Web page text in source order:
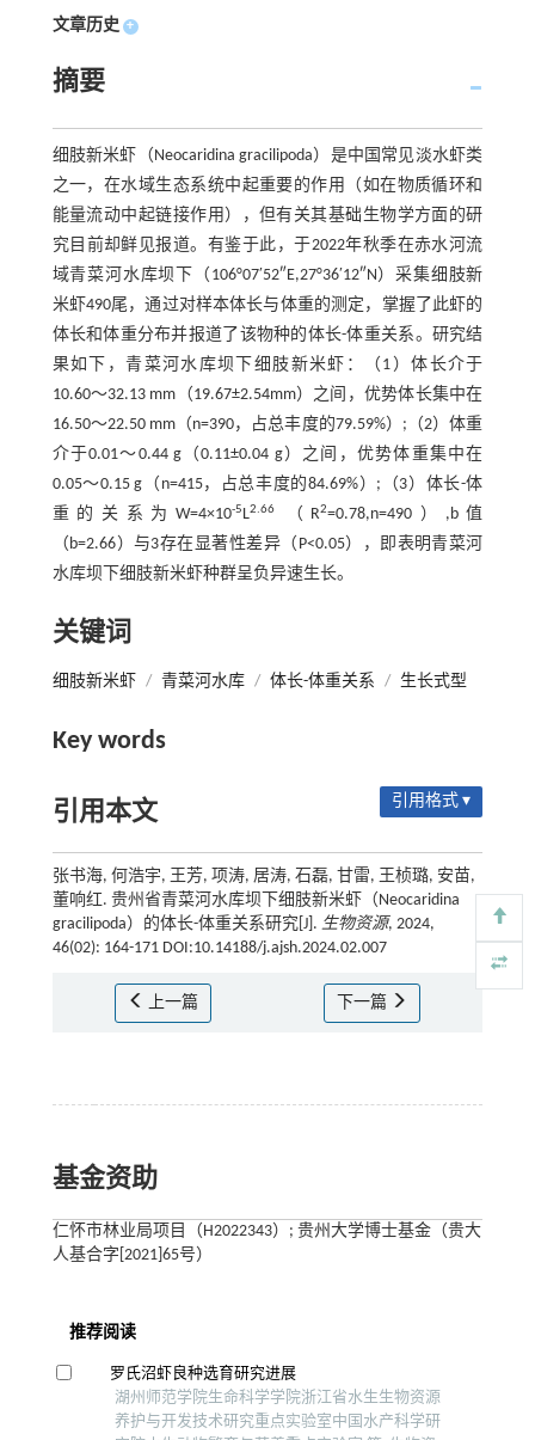
文章历史 +
摘要
细肢新米虾（Neocaridina gracilipoda）是中国常见淡水虾类
之一，在水域生态系统中起重要的作用（如在物质循环和
能量流动中起链接作用），但有关其基础生物学方面的研
究目前却鲜见报道。有鉴于此，于2022年秋季在赤水河流
域青菜河水库坝下（106°07′52″E,27°36′12″N）采集细肢新
米虾490尾，通过对样本体长与体重的测定，掌握了此虾的
体长和体重分布并报道了该物种的体长-体重关系。研究结
果如下，青菜河水库坝下细肢新米虾：（1）体长介于
10.60～32.13 mm（19.67±2.54mm）之间，优势体长集中在
16.50～22.50 mm（n=390，占总丰度的79.59%）;（2）体重
介于0.01～0.44 g（0.11±0.04 g）之间，优势体重集中在
0.05～0.15 g（n=415，占总丰度的84.69%）;（3）体长-体
重的关系为W=4×10-5L2.66 （R2=0.78,n=490）,b值
（b=2.66）与3存在显著性差异（P<0.05），即表明青菜河
水库坝下细肢新米虾种群呈负异速生长。
关键词
细肢新米虾 / 青菜河水库 / 体长-体重关系 / 生长式型
Key words
引用本文 引用格式 ▾
张书海, 何浩宇, 王芳, 项涛, 居涛, 石磊, 甘雷, 王桢璐, 安苗,
董响红. 贵州省青菜河水库坝下细肢新米虾（Neocaridina
gracilipoda）的体长-体重关系研究[J]. 生物资源, 2024,
46(02): 164-171 DOI:10.14188/j.ajsh.2024.02.007
上一篇 下一篇
基金资助
仁怀市林业局项目（H2022343）; 贵州大学博士基金（贵大
人基合字[2021]65号）